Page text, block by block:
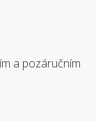
a pozáručním